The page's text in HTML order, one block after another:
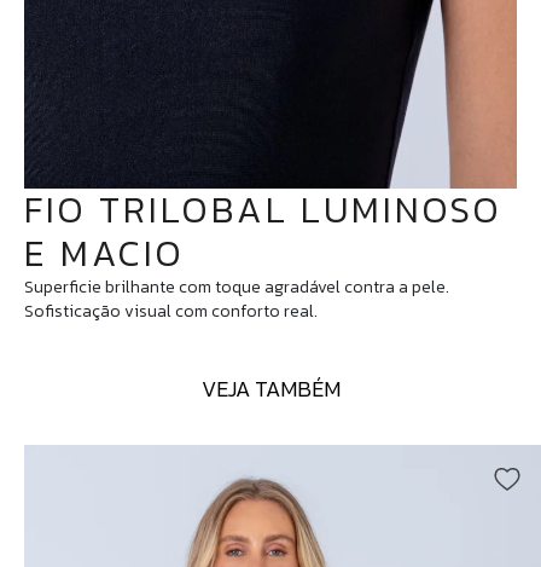
FIO TRILOBAL LUMINOSO
E MACIO
Superficie brilhante com toque agradável contra a pele.
Sofisticação visual com conforto real.
VEJA TAMBÉM